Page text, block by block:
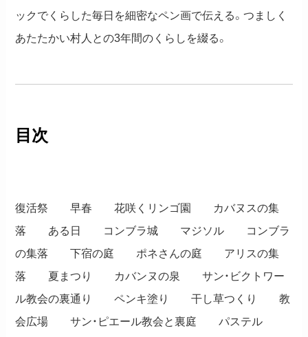
ックでくらした毎日を細密なペン画で伝える。つましく
あたたかい村人との3年間のくらしを綴る。
目次
復活祭 早春 花咲くリンゴ園 カバヌスの集
落 ある日 コンブラ城 マジソル コンブラ
の集落 下宿の庭 ポネさんの庭 アリスの集
落 夏まつり カバンヌの泉 サン・ビクトワー
ル教会の裏通り ペンキ塗り 干し草つくり 教
会広場 サン・ピエール教会と裏庭 パステル